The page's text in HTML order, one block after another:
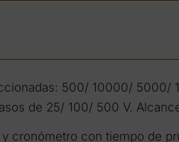
500/ 10000/ 5000/
de 25/ 100/ 500 V.
cronómetro con tiempo de